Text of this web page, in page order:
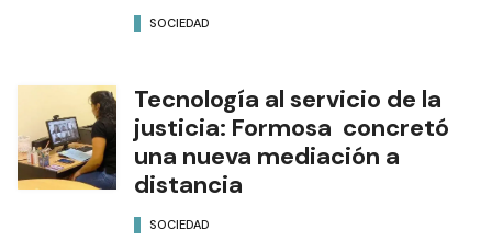
SOCIEDAD
Tecnología al servicio de la
justicia: Formosa concretó
una nueva mediación a
distancia
SOCIEDAD